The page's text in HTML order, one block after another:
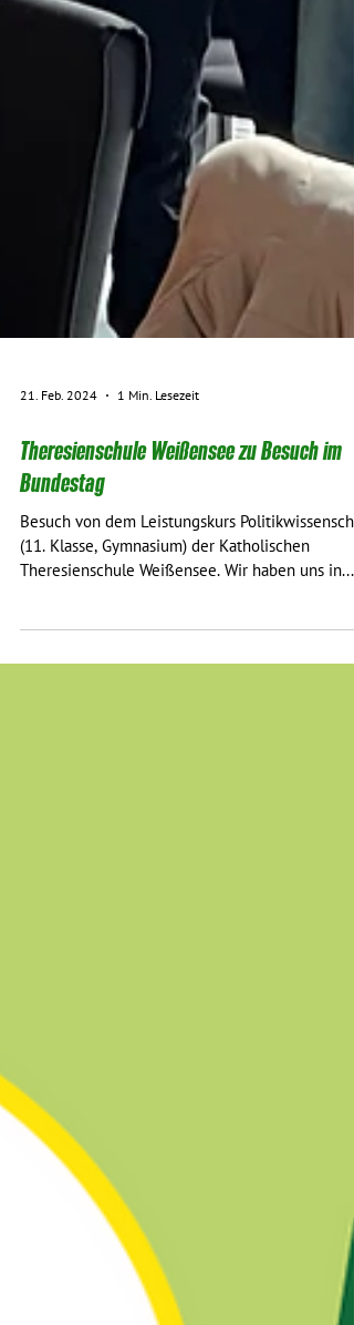
21. Feb. 2024 1 Min. Lesezeit
Theresienschule Weißensee zu Besuch im
Bundestag
Besuch von dem Leistungskurs
Theresienschule Weißensee. Wir haben uns in...